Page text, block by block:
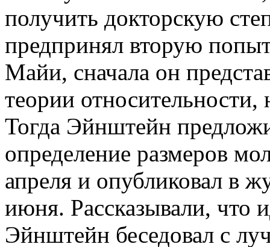
получить докторскую
предпринял вторую
Майи, сначала он
теории относительности,
Тогда Эйнштейн
определение размеров
апреля и опубликовал в
июня. Рассказывали, что
Эйнштейн беседовал с